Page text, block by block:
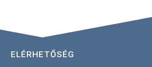
ELÉRHETŐSÉG